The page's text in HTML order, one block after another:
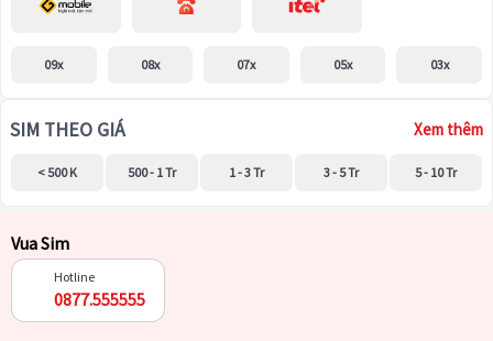
09x 08x 07x 05x 03x
SIM THEO GIÁ Xem thêm
< 500 K 500 - 1 Tr 1 - 3 Tr 3 - 5 Tr 5 - 10 Tr
Vua Sim
Hotline
0877.555555